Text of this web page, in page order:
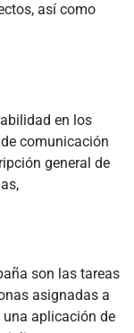
así como
en los
comunicación
general de
son las tareas
asignadas a
una aplicación de